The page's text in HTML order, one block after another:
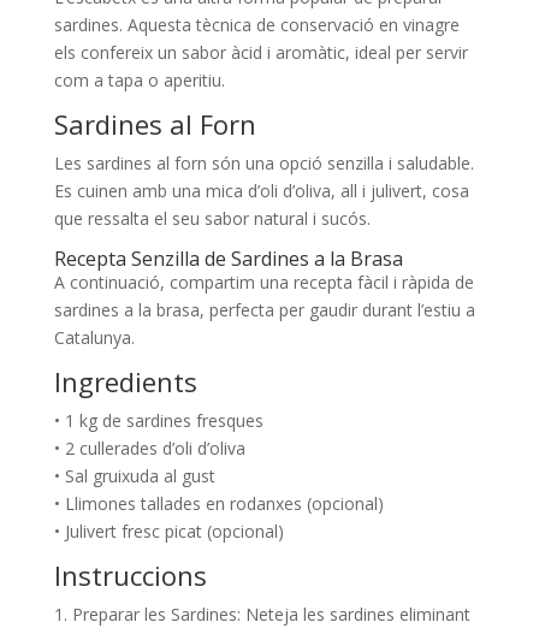
sardines. Aquesta tècnica de conservació en vinagre
els confereix un sabor àcid i aromàtic, ideal per servir
com a tapa o aperitiu.
Sardines al Forn
Les sardines al forn són una opció senzilla i saludable.
Es cuinen amb una mica d’oli d’oliva, all i julivert, cosa
que ressalta el seu sabor natural i sucós.
Recepta Senzilla de Sardines a la Brasa
A continuació, compartim una recepta fàcil i ràpida de
sardines a la brasa, perfecta per gaudir durant l’estiu a
Catalunya.
Ingredients
• 1 kg de sardines fresques
• 2 cullerades d’oli d’oliva
• Sal gruixuda al gust
• Llimones tallades en rodanxes (opcional)
• Julivert fresc picat (opcional)
Instruccions
1. Preparar les Sardines: Neteja les sardines eliminant